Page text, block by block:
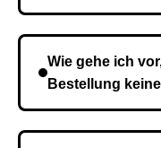
Wie gehe ich
Bestellung